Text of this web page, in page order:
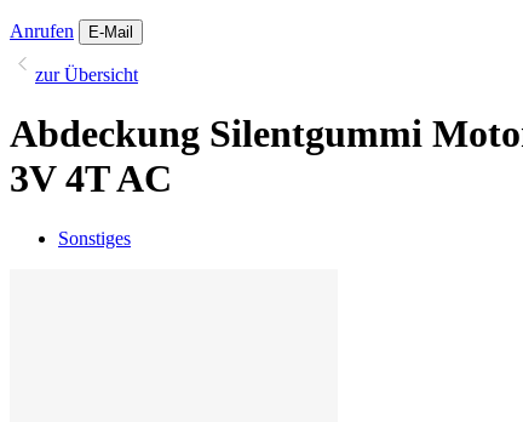
Anrufen E-Mail
zur Übersicht
Abdeckung Silentgummi
3V 4T AC
Sonstiges